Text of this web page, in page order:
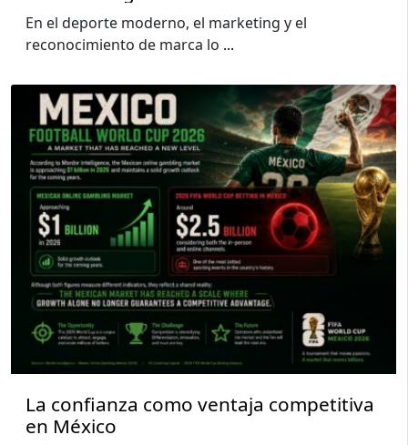
En el deporte moderno, el marketing y el
reconocimiento de marca lo ...
La confianza como ventaja competitiva
en México